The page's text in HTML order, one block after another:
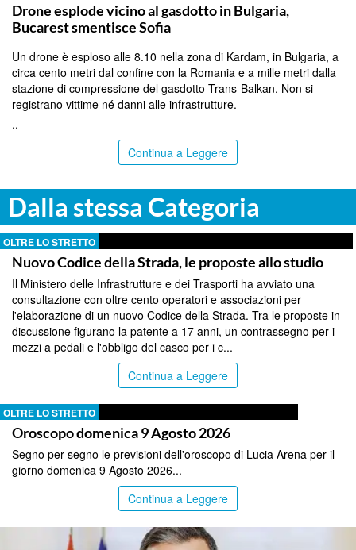
Drone esplode vicino al gasdotto in Bulgaria,
Bucarest smentisce Sofia
Un drone è esploso alle 8.10 nella zona di Kardam, in Bulgaria, a
circa cento metri dal confine con la Romania e a mille metri dalla
stazione di compressione del gasdotto Trans-Balkan. Non si
registrano vittime né danni alle infrastrutture.
..
Continua a Leggere
Dalla stessa Categoria
OLTRE LO STRETTO
Nuovo Codice della Strada, le proposte allo studio
Il Ministero delle Infrastrutture e dei Trasporti ha avviato una
consultazione con oltre cento operatori e associazioni per
l'elaborazione di un nuovo Codice della Strada. Tra le proposte in
discussione figurano la patente a 17 anni, un contrassegno per i
mezzi a pedali e l'obbligo del casco per i c...
Continua a Leggere
OLTRE LO STRETTO
Oroscopo domenica 9 Agosto 2026
Segno per segno le previsioni dell'oroscopo di Lucia Arena per il
giorno domenica 9 Agosto 2026...
Continua a Leggere